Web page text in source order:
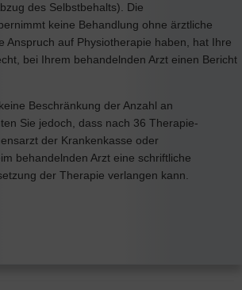
des Selbstbehalts). Die
keine Behandlung ohne ärztliche
Anspruch auf Physiotherapie haben, hat Ihre
bei Ihrem behandelnden Arzt einen Bericht
Beschränkung der Anzahl an
Sie jedoch, dass nach 36 Therapie-
der Krankenkasse oder
behandelnden Arzt eine schriftliche
der Therapie verlangen kann.